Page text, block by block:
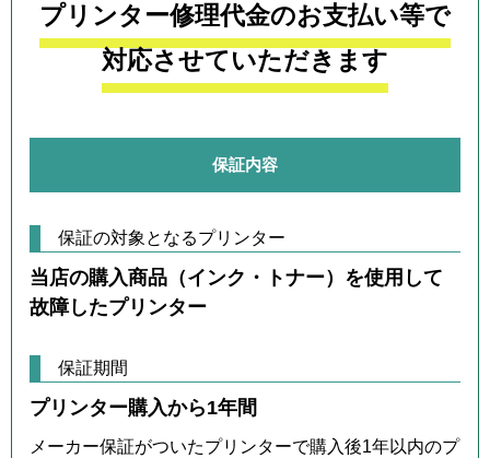
プリンター修理代金のお支払い等で
対応させていただきます
保証内容
保証の対象となるプリンター
当店の購入商品（インク・トナー）を使用して
故障したプリンター
保証期間
プリンター購入から1年間
メーカー保証がついたプリンターで購入後1年以内のプ